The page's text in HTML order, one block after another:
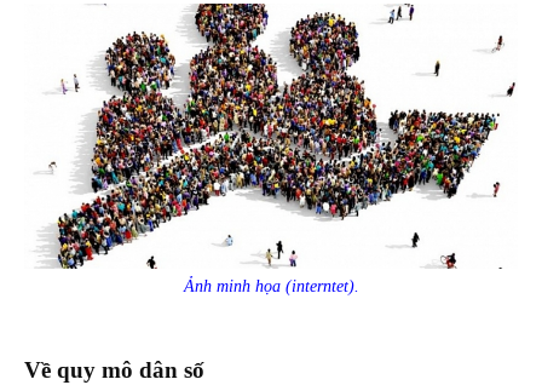
Ảnh minh họa (interntet).
Về quy mô dân số